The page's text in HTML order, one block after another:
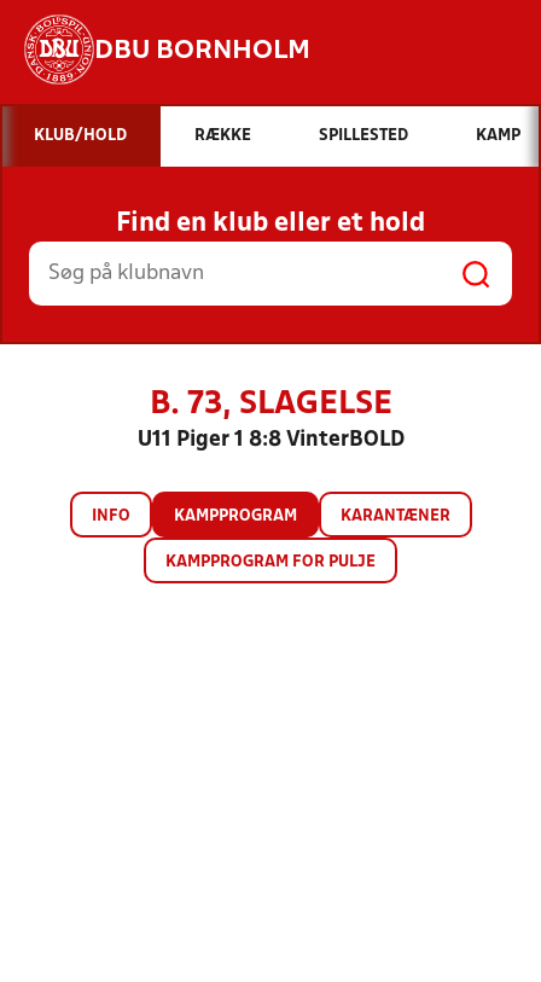
DBU BORNHOLM
Hvad vil du søge efter?
INDHOLD OG NYHEDER
STILLINGER, RESULTATER, KLUBBER OG
HOLD
KLUB/HOLD RÆKKE SPILLESTED KAMP
Find en klub eller et hold
B. 73, SLAGELSE
U11 Piger 1 8:8 VinterBOLD
INFO KAMPPROGRAM KARANTÆNER
KAMPPROGRAM FOR PULJE